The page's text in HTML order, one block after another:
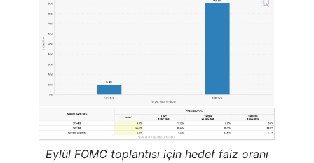
Eylül FOMC toplantısı için hedef faiz oranı